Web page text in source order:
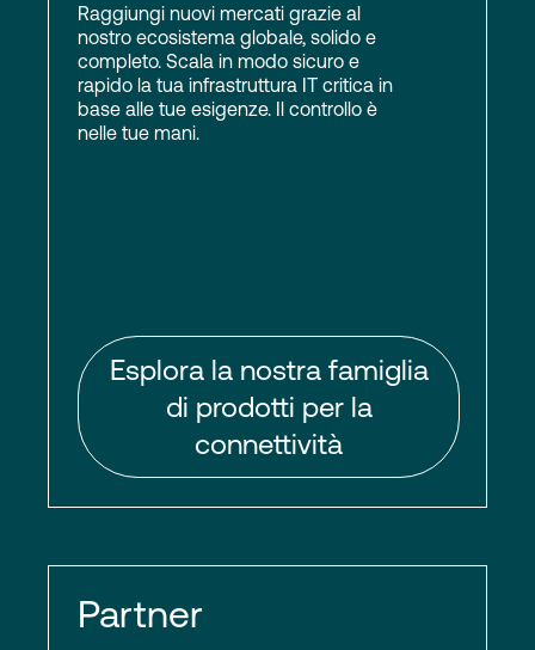
Raggiungi nuovi mercati grazie al
nostro ecosistema globale, solido e
completo. Scala in modo sicuro e
rapido la tua infrastruttura IT critica in
base alle tue esigenze. Il controllo è
nelle tue mani.
Esplora la nostra famiglia
di prodotti per la
connettività
Partner